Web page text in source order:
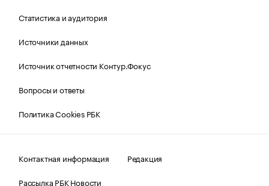
Статистика и аудитория
Источники данных
Источник отчетности Контур.Фокус
Вопросы и ответы
Политика Cookies РБК
Контактная информация
Редакция
Рассылка РБК Новости